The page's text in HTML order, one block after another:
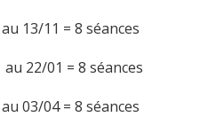
13/11 = 8 séances
22/01 = 8 séances
03/04 = 8 séances